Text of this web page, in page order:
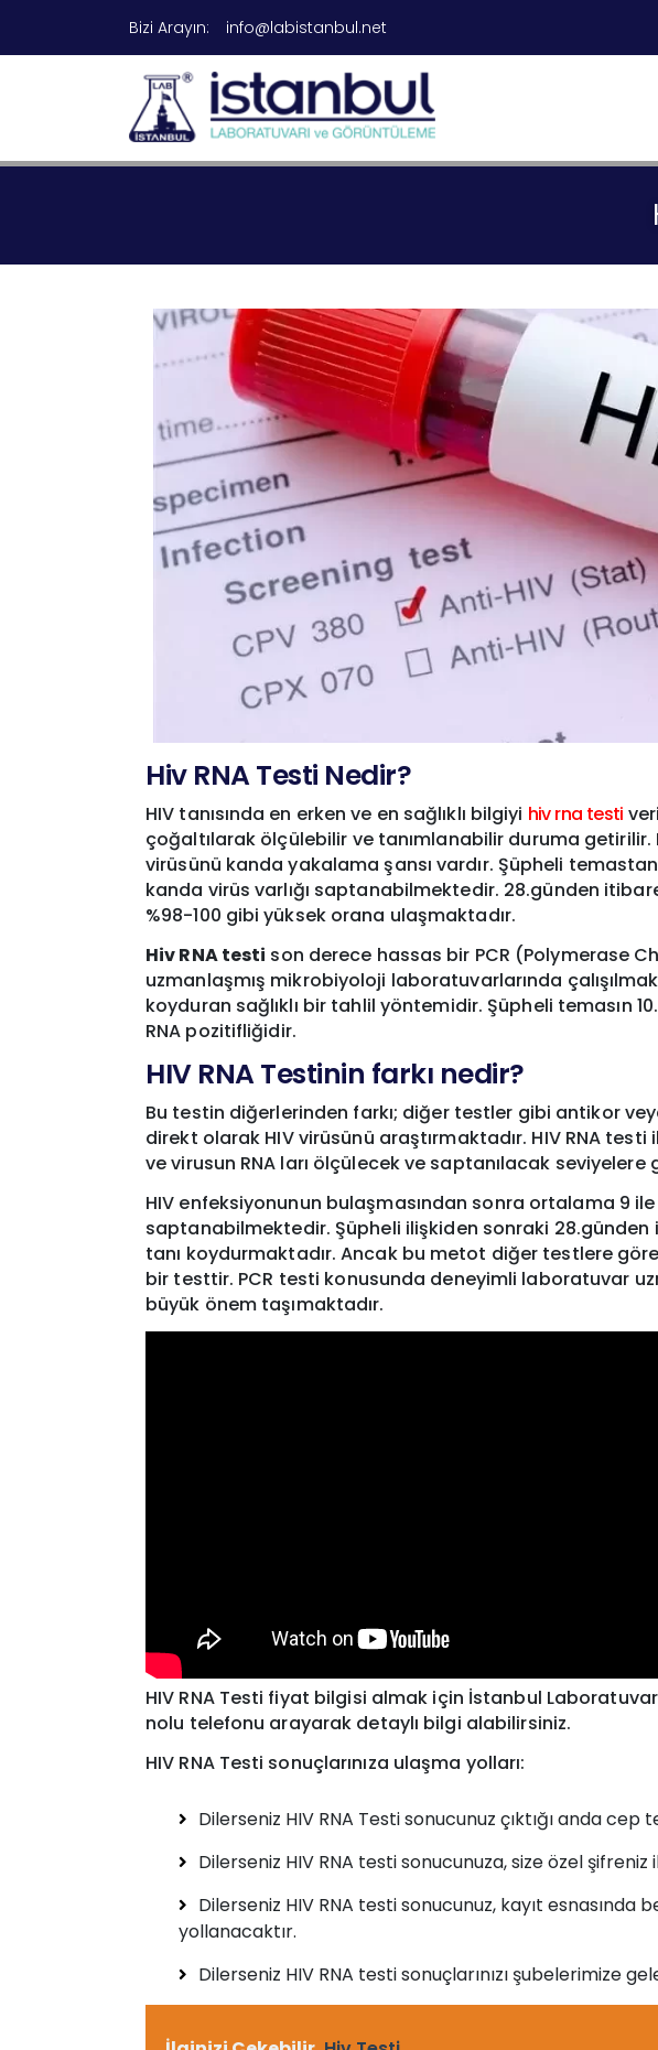
Bizi Arayın: info@labistanbul.net
Hiv RNA Testi Nedir?
HIV tanısında en erken ve en sağlıklı bilgiyi hiv rna testi
çoğaltılarak ölçülebilir ve tanımlanabilir duruma
virüsünü kanda yakalama şansı vardır. Şüpheli
kanda virüs varlığı saptanabilmektedir. 28.günden
%98-100 gibi yüksek orana ulaşmaktadır.
Hiv RNA testi son derece hassas bir PCR (Polymerase
uzmanlaşmış mikrobiyoloji laboratuvarlarında
koyduran sağlıklı bir tahlil yöntemidir. Şüpheli temasın
RNA pozitifliğidir.
HIV RNA Testinin farkı nedir?
Bu testin diğerlerinden farkı; diğer testler gibi antikor
direkt olarak HIV virüsünü araştırmaktadır. HIV RNA testi
ve virusun RNA ları ölçülecek ve saptanılacak seviyelere
HIV enfeksiyonunun bulaşmasından sonra ortalama 9 ile
saptanabilmektedir. Şüpheli ilişkiden sonraki 28.günden
tanı koydurmaktadır. Ancak bu metot diğer testlere
bir testtir. PCR testi konusunda deneyimli laboratuvar
büyük önem taşımaktadır.
HIV RNA Testi fiyat bilgisi almak için İstanbul
nolu telefonu arayarak detaylı bilgi alabilirsiniz.
HIV RNA Testi sonuçlarınıza ulaşma yolları:
Dilerseniz HIV RNA Testi sonucunuz çıktığı anda cep
Dilerseniz HIV RNA testi sonucunuza, size özel
Dilerseniz HIV RNA testi sonucunuz, kayıt
yollanacaktır.
Dilerseniz HIV RNA testi sonuçlarınızı şubelerimize